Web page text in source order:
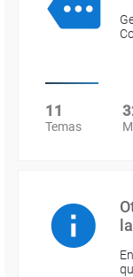
11
Temas